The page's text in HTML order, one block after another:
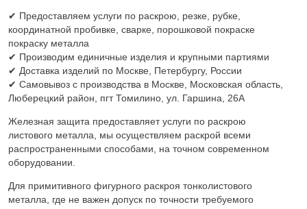
✔ Предоставляем услуги по раскрою, резке, рубке,
координатной пробивке, сварке, порошковой покраске
покраску металла
✔ Производим единичные изделия и крупными партиями
✔ Доставка изделий по Москве, Петербургу, России
✔ Самовывоз с производства в Москве, Московская область,
Люберецкий район, пгт Томилино, ул. Гаршина, 26А
Железная защита предоставляет услуги по раскрою
листового металла, мы осуществляем раскрой всеми
распространенными способами, на точном современном
оборудовании.
Для примитивного фигурного раскроя тонколистового
металла, где не важен допуск по точности требуемого